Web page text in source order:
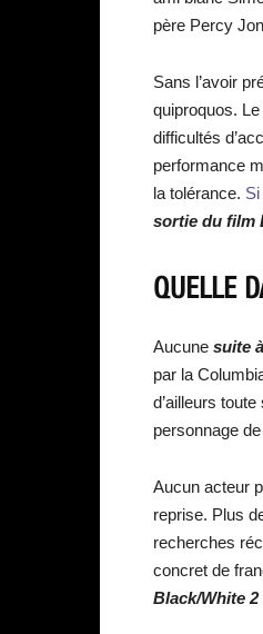
père Percy
Sans l’avoir
quiproquos.
difficultés
performance
la tolérance.
sortie du film
QUELLE
Aucune suite
par la
d’ailleurs
personnage
Aucun acteur
reprise. Plus
recherches
concret de
Black/White 2